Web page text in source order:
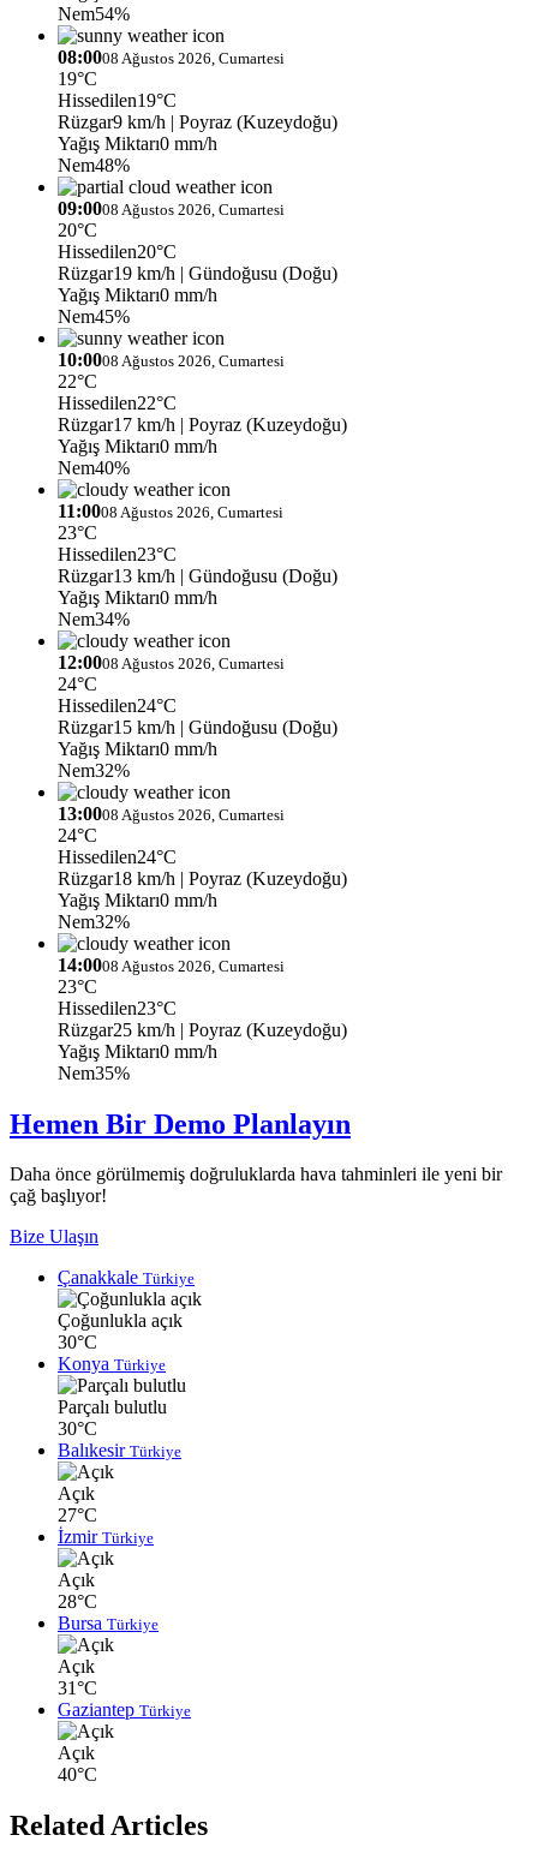
Nem54%
08:0008 Ağustos 2026, Cumartesi
19°C
Hissedilen19°C
Rüzgar9 km/h | Poyraz (Kuzeydoğu)
Yağış Miktarı0 mm/h
Nem48%
09:0008 Ağustos 2026, Cumartesi
20°C
Hissedilen20°C
Rüzgar19 km/h | Gündoğusu (Doğu)
Yağış Miktarı0 mm/h
Nem45%
10:0008 Ağustos 2026, Cumartesi
22°C
Hissedilen22°C
Rüzgar17 km/h | Poyraz (Kuzeydoğu)
Yağış Miktarı0 mm/h
Nem40%
11:0008 Ağustos 2026, Cumartesi
23°C
Hissedilen23°C
Rüzgar13 km/h | Gündoğusu (Doğu)
Yağış Miktarı0 mm/h
Nem34%
12:0008 Ağustos 2026, Cumartesi
24°C
Hissedilen24°C
Rüzgar15 km/h | Gündoğusu (Doğu)
Yağış Miktarı0 mm/h
Nem32%
13:0008 Ağustos 2026, Cumartesi
24°C
Hissedilen24°C
Rüzgar18 km/h | Poyraz (Kuzeydoğu)
Yağış Miktarı0 mm/h
Nem32%
14:0008 Ağustos 2026, Cumartesi
23°C
Hissedilen23°C
Rüzgar25 km/h | Poyraz (Kuzeydoğu)
Yağış Miktarı0 mm/h
Nem35%
Hemen Bir Demo Planlayın
Daha önce görülmemiş doğruluklarda hava tahminleri ile yeni bir
çağ başlıyor!
Bize Ulaşın
Çanakkale Türkiye
Çoğunlukla açık
30°C
Konya Türkiye
Parçalı bulutlu
30°C
Balıkesir Türkiye
Açık
27°C
İzmir Türkiye
Açık
28°C
Bursa Türkiye
Açık
31°C
Gaziantep Türkiye
Açık
40°C
Related Articles